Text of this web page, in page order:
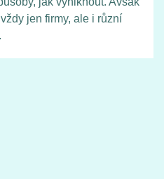
jen firmy, ale i různí